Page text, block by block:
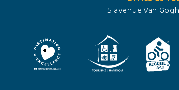
LINGUE PARLATE
5 avenue Van